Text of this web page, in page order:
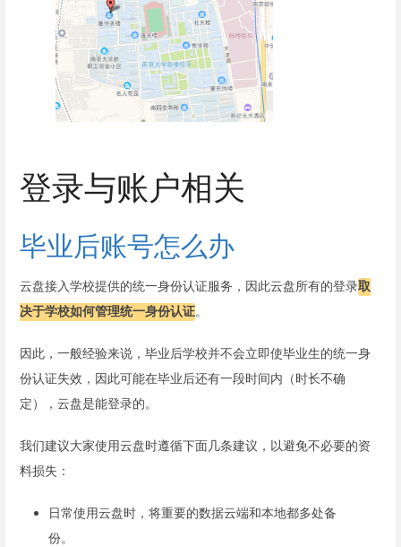
登录与账户相关
毕业后账号怎么办
云盘接入学校提供的统一身份认证服务，因此云盘所有的登录取
决于学校如何管理统一身份认证。
因此，一般经验来说，毕业后学校并不会立即使毕业生的统一身
份认证失效，因此可能在毕业后还有一段时间内（时长不确
定），云盘是能登录的。
我们建议大家使用云盘时遵循下面几条建议，以避免不必要的资
料损失：
日常使用云盘时，将重要的数据云端和本地都多处备
份。